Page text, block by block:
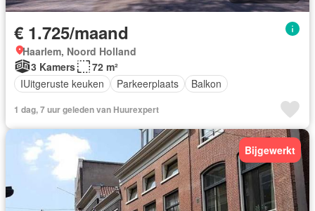
€ 1.725/maand
Haarlem, Noord Holland
3 Kamers
72 m²
IUitgeruste keuken
Parkeerplaats Balkon
1 dag, 7 uur geleden van Huurexpert
Bijgewerkt